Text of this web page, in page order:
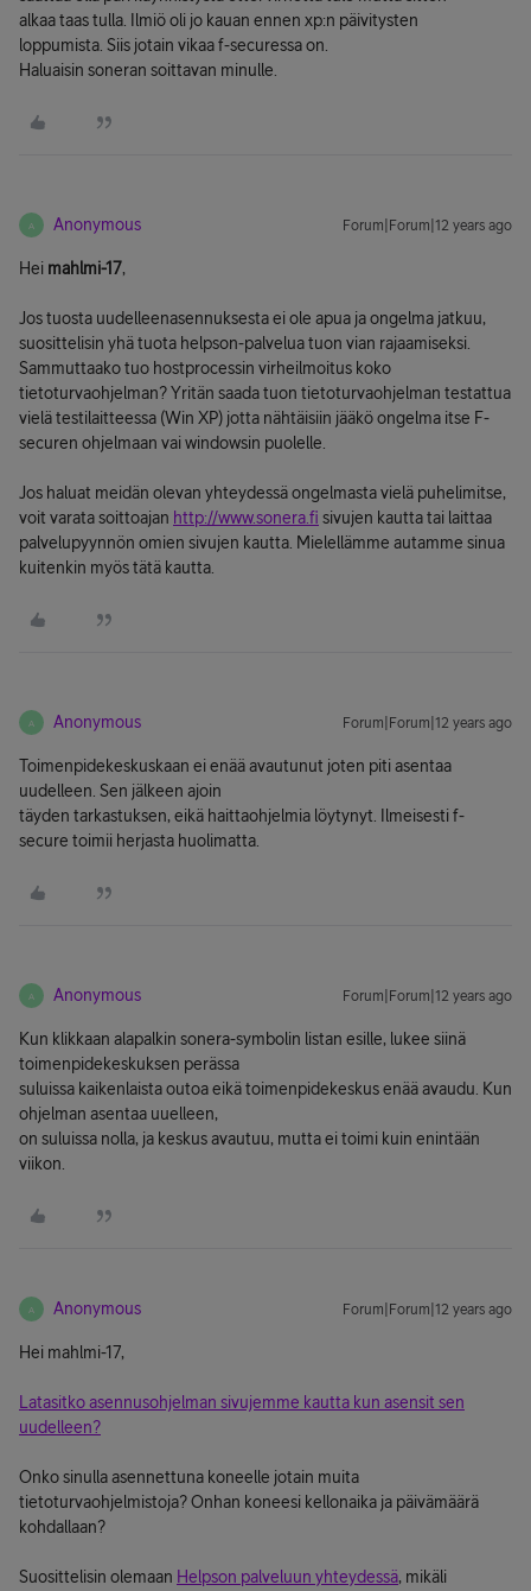
alkaa taas tulla. Ilmiö oli jo kauan ennen xp:n päivitysten
loppumista. Siis jotain vikaa f-securessa on.
Haluaisin soneran soittavan minulle.
A Anonymous Forum|Forum|12 years ago
Hei mahlmi-17,
Jos tuosta uudelleenasennuksesta ei ole apua ja ongelma jatkuu,
suosittelisin yhä tuota helpson-palvelua tuon vian rajaamiseksi.
Sammuttaako tuo hostprocessin virheilmoitus koko
tietoturvaohjelman? Yritän saada tuon tietoturvaohjelman testattua
vielä testilaitteessa (Win XP) jotta nähtäisiin jääkö ongelma itse F-
securen ohjelmaan vai windowsin puolelle.
Jos haluat meidän olevan yhteydessä ongelmasta vielä puhelimitse,
voit varata soittoajan http://www.sonera.fi sivujen kautta tai laittaa
palvelupyynnön omien sivujen kautta. Mielellämme autamme sinua
kuitenkin myös tätä kautta.
A Anonymous Forum|Forum|12 years ago
Toimenpidekeskuskaan ei enää avautunut joten piti asentaa
uudelleen. Sen jälkeen ajoin
täyden tarkastuksen, eikä haittaohjelmia löytynyt. Ilmeisesti f-
secure toimii herjasta huolimatta.
A Anonymous Forum|Forum|12 years ago
Kun klikkaan alapalkin sonera-symbolin listan esille, lukee siinä
toimenpidekeskuksen perässa
suluissa kaikenlaista outoa eikä toimenpidekeskus enää avaudu. Kun
ohjelman asentaa uuelleen,
on suluissa nolla, ja keskus avautuu, mutta ei toimi kuin enintään
viikon.
A Anonymous Forum|Forum|12 years ago
Hei mahlmi-17,
Latasitko asennusohjelman sivujemme kautta kun asensit sen
uudelleen?
Onko sinulla asennettuna koneelle jotain muita
tietoturvaohjelmistoja? Onhan koneesi kellonaika ja päivämäärä
kohdallaan?
Suosittelisin olemaan Helpson palveluun yhteydessä, mikäli